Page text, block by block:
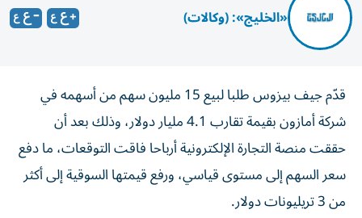
«الخليج»: (وكالات)
قدّم جيف بيزوس طلبا لبيع 15 مليون سهم من أسهمه في
شركة أمازون بقيمة تقارب 4.1 مليار دولار، وذلك بعد أن
حققت منصة التجارة الإلكترونية أرباحا فاقت التوقعات، ما دفع
سعر السهم إلى مستوى قياسي، ورفع قيمتها السوقية إلى أكثر
من 3 تريليونات دولار.